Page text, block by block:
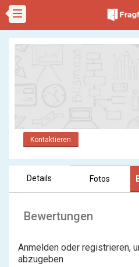
Kontaktieren
Details Fotos
Bewertungen
Anmelden oder registrieren,
abzugeben